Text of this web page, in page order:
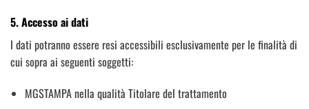
5. Accesso ai dati
I dati potranno essere resi accessibili esclusivamente per le finalità di
cui sopra ai seguenti soggetti:
MGSTAMPA nella qualità Titolare del trattamento